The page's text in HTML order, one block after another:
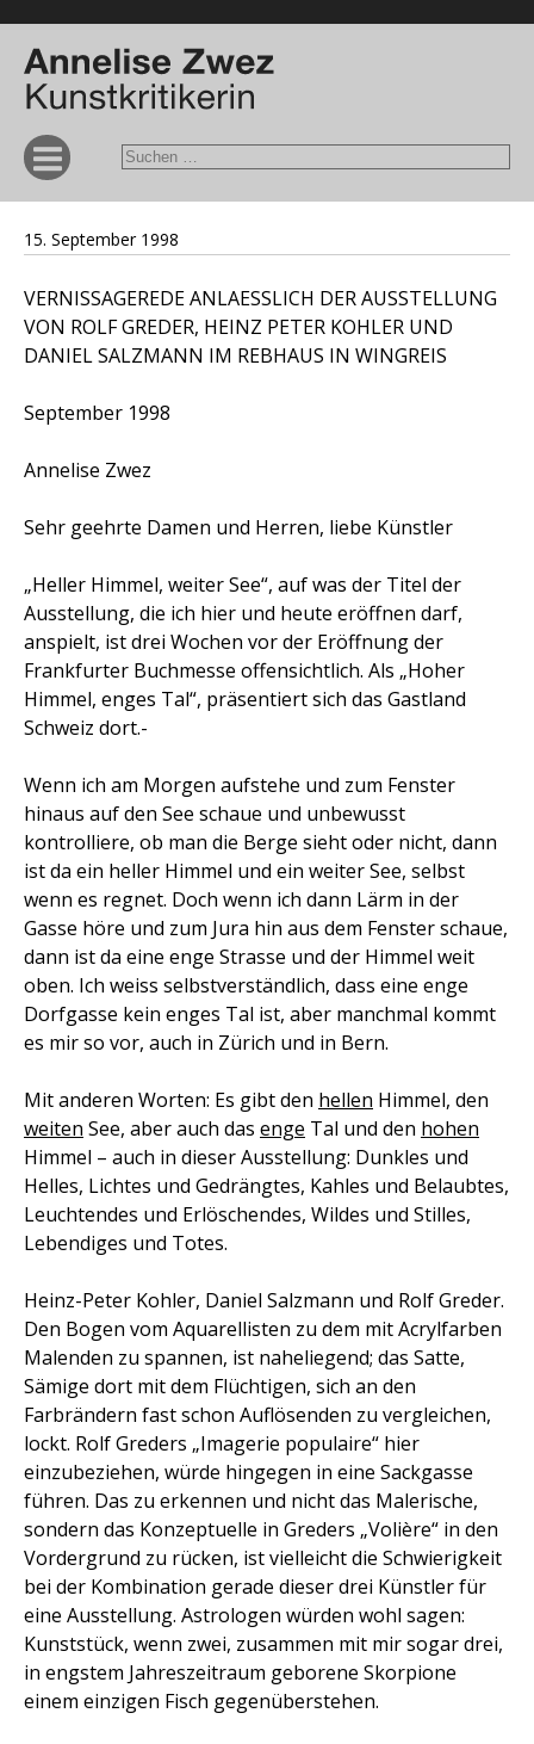
15. September 1998
VERNISSAGEREDE ANLAESSLICH DER AUSSTELLUNG
VON ROLF GREDER, HEINZ PETER KOHLER UND
DANIEL SALZMANN IM REBHAUS IN WINGREIS
September 1998
Annelise Zwez
Sehr geehrte Damen und Herren, liebe Künstler
„Heller Himmel, weiter See“, auf was der Titel der
Ausstellung, die ich hier und heute eröffnen darf,
anspielt, ist drei Wochen vor der Eröffnung der
Frankfurter Buchmesse offensichtlich. Als „Hoher
Himmel, enges Tal“, präsentiert sich das Gastland
Schweiz dort.-
Wenn ich am Morgen aufstehe und zum Fenster
hinaus auf den See schaue und unbewusst
kontrolliere, ob man die Berge sieht oder nicht, dann
ist da ein heller Himmel und ein weiter See, selbst
wenn es regnet. Doch wenn ich dann Lärm in der
Gasse höre und zum Jura hin aus dem Fenster schaue,
dann ist da eine enge Strasse und der Himmel weit
oben. Ich weiss selbstverständlich, dass eine enge
Dorfgasse kein enges Tal ist, aber manchmal kommt
es mir so vor, auch in Zürich und in Bern.
Mit anderen Worten: Es gibt den hellen Himmel, den
weiten See, aber auch das enge Tal und den hohen
Himmel – auch in dieser Ausstellung: Dunkles und
Helles, Lichtes und Gedrängtes, Kahles und Belaubtes,
Leuchtendes und Erlöschendes, Wildes und Stilles,
Lebendiges und Totes.
Heinz-Peter Kohler, Daniel Salzmann und Rolf Greder.
Den Bogen vom Aquarellisten zu dem mit Acrylfarben
Malenden zu spannen, ist naheliegend; das Satte,
Sämige dort mit dem Flüchtigen, sich an den
Farbrändern fast schon Auflösenden zu vergleichen,
lockt. Rolf Greders „Imagerie populaire“ hier
einzubeziehen, würde hingegen in eine Sackgasse
führen. Das zu erkennen und nicht das Malerische,
sondern das Konzeptuelle in Greders „Volière“ in den
Vordergrund zu rücken, ist vielleicht die Schwierigkeit
bei der Kombination gerade dieser drei Künstler für
eine Ausstellung. Astrologen würden wohl sagen:
Kunststück, wenn zwei, zusammen mit mir sogar drei,
in engstem Jahreszeitraum geborene Skorpione
einem einzigen Fisch gegenüberstehen.